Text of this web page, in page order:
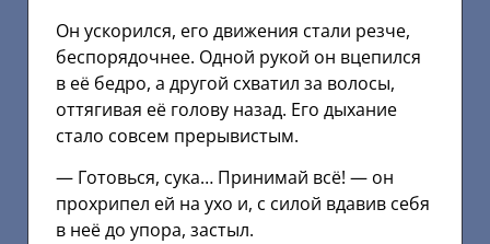
Он ускорился, его движения стали резче,
беспорядочнее. Одной рукой он вцепился
в её бедро, а другой схватил за волосы,
оттягивая её голову назад. Его дыхание
стало совсем прерывистым.
— Готовься, сука… Принимай всё! — он
прохрипел ей на ухо и, с силой вдавив себя
в неё до упора, застыл.